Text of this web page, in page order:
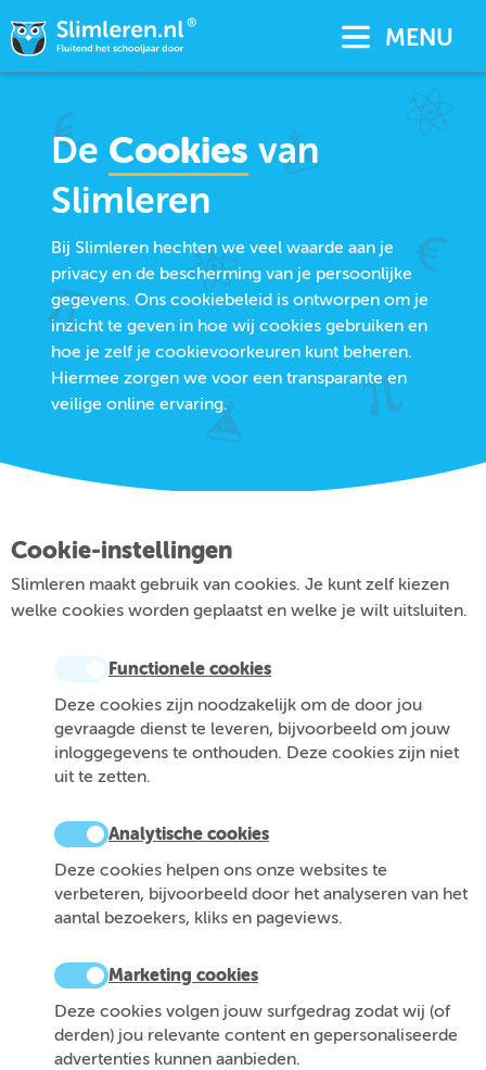
MENU
De Cookies van
Slimleren
Bij Slimleren hechten we veel waarde aan je
privacy en de bescherming van je persoonlijke
gegevens. Ons cookiebeleid is ontworpen om je
inzicht te geven in hoe wij cookies gebruiken en
hoe je zelf je cookievoorkeuren kunt beheren.
Hiermee zorgen we voor een transparante en
veilige online ervaring.
Cookie-instellingen
Slimleren maakt gebruik van cookies. Je kunt zelf kiezen
welke cookies worden geplaatst en welke je wilt uitsluiten.
Functionele cookies
Deze cookies zijn noodzakelijk om de door jou
gevraagde dienst te leveren, bijvoorbeeld om jouw
inloggegevens te onthouden. Deze cookies zijn niet
uit te zetten.
Analytische cookies
Deze cookies helpen ons onze websites te
verbeteren, bijvoorbeeld door het analyseren van het
aantal bezoekers, kliks en pageviews.
Marketing cookies
Deze cookies volgen jouw surfgedrag zodat wij (of
derden) jou relevante content en gepersonaliseerde
advertenties kunnen aanbieden.